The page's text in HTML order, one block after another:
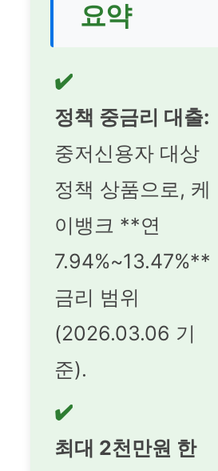
요약
✔️
정책 중금리 대출:
중저신용자 대상
정책 상품으로, 케
이뱅크 **연
7.94%~13.47%**
금리 범위
(2026.03.06 기
준).
✔️
최대 2천만원 한